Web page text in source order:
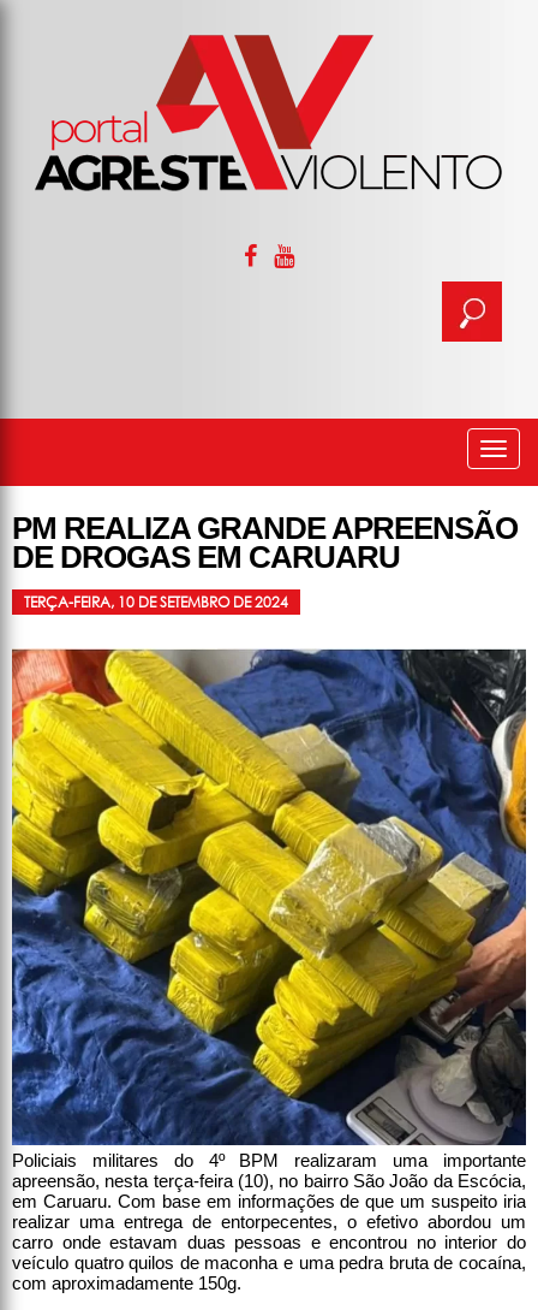
PM REALIZA GRANDE APREENSÃO
DE DROGAS EM CARUARU
TERÇA-FEIRA, 10 DE SETEMBRO DE 2024
Policiais militares do 4º BPM realizaram uma importante
apreensão, nesta terça-feira (10), no bairro São João da Escócia,
em Caruaru. Com base em informações de que um suspeito iria
realizar uma entrega de entorpecentes, o efetivo abordou um
carro onde estavam duas pessoas e encontrou no interior do
veículo quatro quilos de maconha e uma pedra bruta de cocaína,
com aproximadamente 150g.